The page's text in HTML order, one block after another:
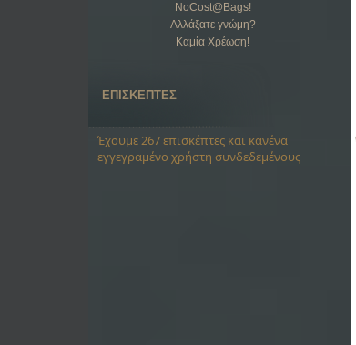
NoCost@Bags!
Αλλάξατε γνώμη?
Καμία Χρέωση!
ΕΠΙΣΚΕΠΤΕΣ
Έχουμε 267 επισκέπτες και κανένα
εγγεγραμένο χρήστη συνδεδεμένους